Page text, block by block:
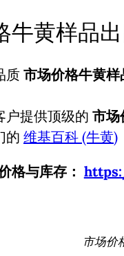
牛黄样品
质市场价格牛黄样
户提供顶级的 市场
的 维基百科 (牛黄)
格与库存：
市场价